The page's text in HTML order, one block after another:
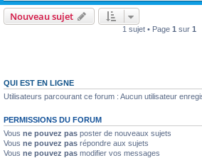
Nouveau sujet
1 sujet • Page 1 sur 1
QUI EST EN LIGNE
Utilisateurs parcourant ce forum : Aucun utilisateur
PERMISSIONS DU FORUM
Vous ne pouvez pas poster de nouveaux sujets
Vous ne pouvez pas répondre aux sujets
Vous ne pouvez pas modifier vos messages